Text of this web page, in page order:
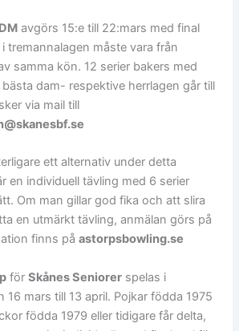
avgörs 15:e till 22:mars med final
tremannalagen måste vara från
samma kön. 12 serier bakers med
dam- respektive herrlagen går till
via mail till
ett alternativ under detta
en individuell tävling med 6 serier
Om man gillar god fika och att slira
en utmärkt tävling, anmälan görs på
finns påastorpsbowling.se
förSkånes Seniorer spelas i
16 mars till 13 april. Pojkar födda 1975
födda 1979 eller tidigare får delta,